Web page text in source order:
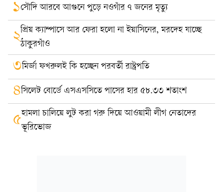
১সৌদি আরবে আগুনে পুড়ে নওগাঁর ৭ জনের মৃত্যু
২প্রিয় ক্যাম্পাসে আর ফেরা হলো না ইয়াসিনের, মরদেহ যাচ্ছে
ঠাকুরগাঁও
৩মির্জা ফখরুলই কি হচ্ছেন পরবর্তী রাষ্ট্রপতি
৪সিলেট বোর্ডে এসএসসিতে পাসের হার ৫৮.৩৩ শতাংশ
৫হামলা চালিয়ে লুট করা গরু দিয়ে আওয়ামী লীগ নেতাদের
ভূরিভোজ